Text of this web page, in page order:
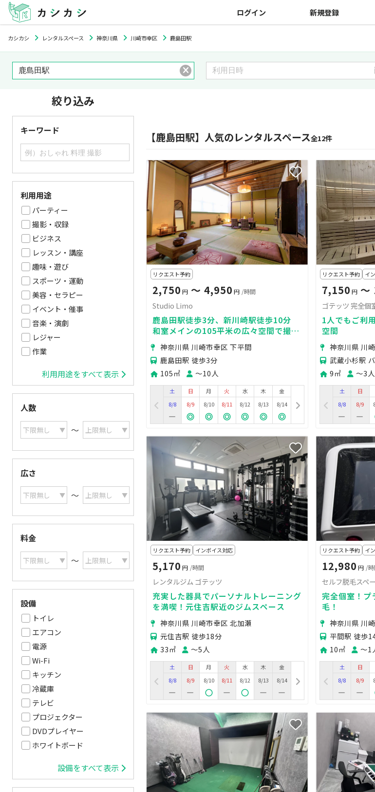
ログイン 新規登録
カシカシ レンタルスペース 神奈川県 川崎市幸区 鹿島田駅
絞り込み
キーワード
利用用途
パーティー
撮影・収録
ビジネス
レッスン・講座
趣味・遊び
スポーツ・運動
美容・セラピー
イベント・催事
音楽・演劇
レジャー
作業
利用用途をすべて表示
人数
〜
広さ
〜
料金
〜
設備
テレビ
キッチン
プロジェクター
ホワイトボード
DVDプレイヤー
トイレ
冷蔵庫
エアコン
電源
Wi-Fi
設備をすべて表示
【鹿島田駅】人気のレンタルスペース全12件
リクエスト予約
2,750 円 〜 4,950 円 /時間
Studio Limo
鹿島田駅徒歩3分、新川崎駅徒歩10分
和室メインの105平米の広々空間で撮
影、ワークショップ、女子会まで。使い
方は自由
神奈川県 川崎市幸区 下平間
鹿島田駅 徒歩3分
105㎡
〜10人
土
8/8
日
8/9
月
8/10
火
8/11
水
8/12
木
8/13
金
8/14
リクエスト予約 イ
7,150 円 〜
ゴテッツ 完全個
1人でもご利
空間
神奈川県 川
武蔵小杉駅
9㎡
〜3人
土
8/8
日
8/9
リクエスト予約 インボイス対応
5,170 円 /時間
レンタルジム ゴテッツ
充実した器具でパーソナルトレーニング
を満喫！元住吉駅近のジムスペース
神奈川県 川崎市幸区 北加瀬
元住吉駅 徒歩18分
33㎡
〜5人
土
8/8
日
8/9
月
8/10
火
8/11
水
8/12
木
8/13
金
8/14
リクエスト予約 イ
12,980 円 /時
セルフ脱毛スペ
完全個室！プ
毛！
神奈川県 川
平間駅 徒歩
10㎡
〜1
土
8/8
日
8/9